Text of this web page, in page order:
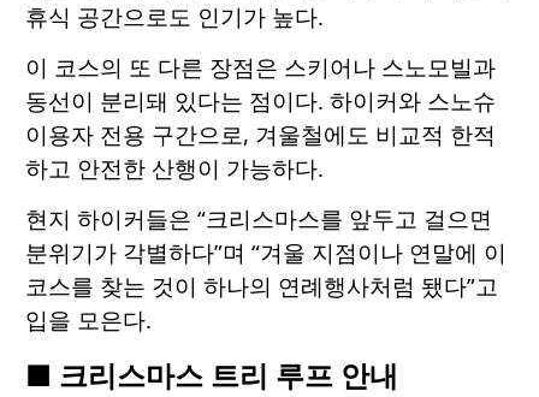
휴식 공간으로도 인기가 높다.
이 코스의 또 다른 장점은 스키어나 스노모빌과
동선이 분리돼 있다는 점이다. 하이커와 스노슈
이용자 전용 구간으로, 겨울철에도 비교적 한적
하고 안전한 산행이 가능하다.
현지 하이커들은 “크리스마스를 앞두고 걸으면
분위기가 각별하다”며 “겨울 지점이나 연말에 이
코스를 찾는 것이 하나의 연례행사처럼 됐다”고
입을 모은다.
■ 크리스마스 트리 루프 안내